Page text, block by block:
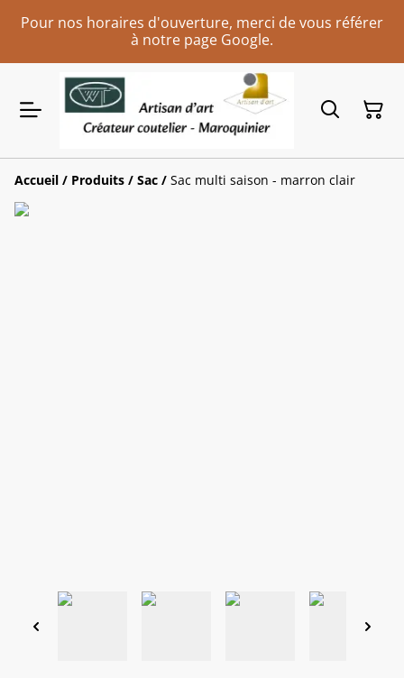
Pour nos horaires d'ouverture, merci de vous référer
à notre page Google.
Accueil / Produits / Sac / Sac multi saison - marron clair